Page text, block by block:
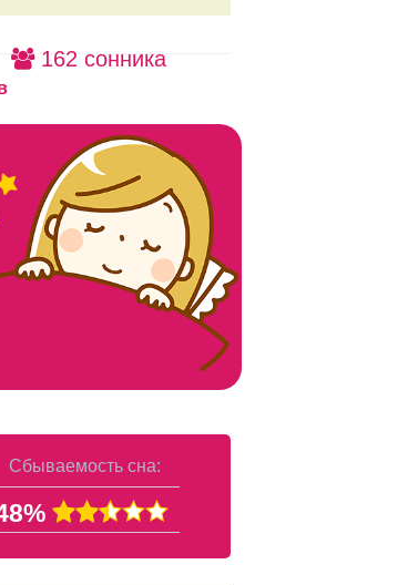
162 сонника
Сбываемость сна: